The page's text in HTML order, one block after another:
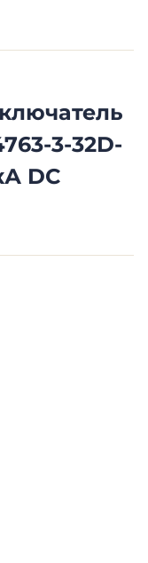
3-32D-
DC